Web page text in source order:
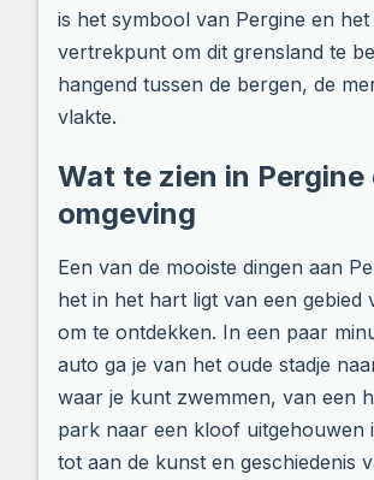
is het symbool van Pergine en het
vertrekpunt om dit grensland te
hangend tussen de bergen, de
vlakte.
Wat te zien in Pergine
omgeving
Een van de mooiste dingen aan
het in het hart ligt van een gebied
om te ontdekken. In een paar
auto ga je van het oude stadje
waar je kunt zwemmen, van een
park naar een kloof uitgehouwen
tot aan de kunst en geschiedenis